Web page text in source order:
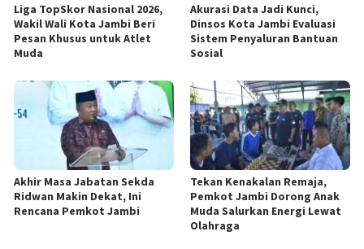
Liga TopSkor Nasional 2026,
Wakil Wali Kota Jambi Beri
Pesan Khusus untuk Atlet
Muda
Akurasi Data Jadi Kunci,
Dinsos Kota Jambi Evaluasi
Sistem Penyaluran Bantuan
Sosial
Akhir Masa Jabatan Sekda
Ridwan Makin Dekat, Ini
Rencana Pemkot Jambi
Tekan Kenakalan Remaja,
Pemkot Jambi Dorong Anak
Muda Salurkan Energi Lewat
Olahraga